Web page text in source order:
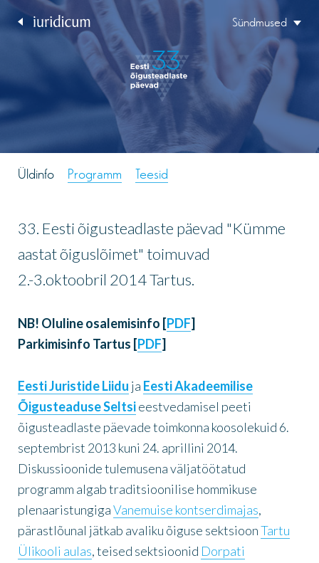
Sündmused
Üldinfo Programm Teesid
33. Eesti õigusteadlaste päevad "Kümme
aastat õiguslõimet" toimuvad
2.-3.oktoobril 2014 Tartus.
NB! Oluline osalemisinfo [PDF]
Parkimisinfo Tartus [PDF]
Eesti Juristide Liidu ja Eesti Akadeemilise
Õigusteaduse Seltsieestvedamisel peeti
õigusteadlaste päevade toimkonna koosolekuid 6.
septembrist 2013 kuni 24. aprillini 2014.
Diskussioonide tulemusena väljatöötatud
programm algab traditsioonilise hommikuse
plenaaristungigaVanemuise kontserdimajas,
pärastlõunal jätkab avaliku õiguse sektsioonTartu
Ülikooli aulas, teised sektsioonid Dorpati